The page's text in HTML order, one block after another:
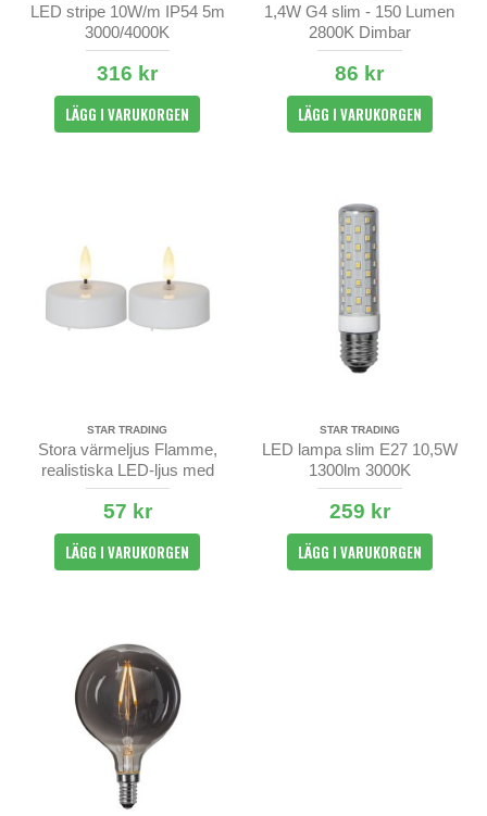
LED stripe 10W/m IP54 5m
3000/4000K
316 kr
LÄGG I VARUKORGEN
1,4W G4 slim - 150 Lumen
2800K Dimbar
86 kr
LÄGG I VARUKORGEN
STAR TRADING
Stora värmeljus Flamme,
realistiska LED-ljus med
timer 2-pack
57 kr
LÄGG I VARUKORGEN
STAR TRADING
LED lampa slim E27 10,5W
1300lm 3000K
259 kr
LÄGG I VARUKORGEN